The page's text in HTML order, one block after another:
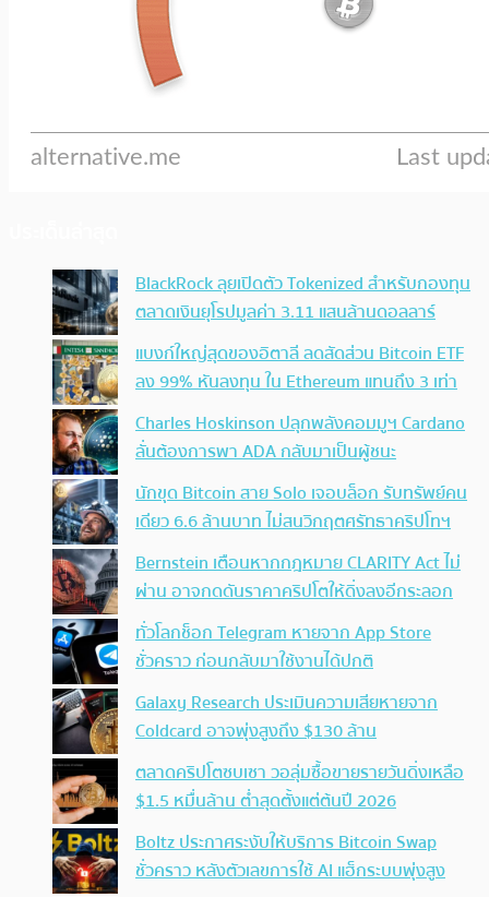
BlackRock ลุยเปิดตัว Tokenized สำหรับกองทุน
ตลาดเงินยุโรปมูลค่า 3.11 แสนล้านดอลลาร์
แบงก์ใหญ่สุดของอิตาลี ลดสัดส่วน Bitcoin ETF
ลง 99% หันลงทุน ใน Ethereum แทนถึง 3 เท่า
Charles Hoskinson ปลุกพลังคอมมูฯ Cardano
ลั่นต้องการพา ADA กลับมาเป็นผู้ชนะ
นักขุด Bitcoin สาย Solo เจอบล็อก รับทรัพย์คน
เดียว 6.6 ล้านบาท ไม่สนวิกฤตศรัทธาคริปโทฯ
Bernstein เตือนหากกฎหมาย CLARITY Act ไม่
ผ่าน อาจกดดันราคาคริปโตให้ดิ่งลงอีกระลอก
ทั่วโลกช็อก Telegram หายจาก App Store
ชั่วคราว ก่อนกลับมาใช้งานได้ปกติ
Galaxy Research ประเมินความเสียหายจาก
Coldcard อาจพุ่งสูงถึง $130 ล้าน
ตลาดคริปโตซบเซา วอลุ่มซื้อขายรายวันดิ่งเหลือ
$1.5 หมื่นล้าน ต่ำสุดตั้งแต่ต้นปี 2026
Boltz ประกาศระงับให้บริการ Bitcoin Swap
ชั่วคราว หลังตัวเลขการใช้ AI แฮ็กระบบพุ่งสูง